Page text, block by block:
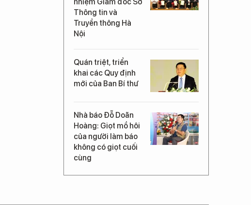
Thông tin và
Truyền thông Hà
Nội
Quán triệt, triển
khai các Quy định
mới của Ban Bí thư
Nhà báo Đỗ Doãn
Hoàng: Giọt mồ hôi
của người làm báo
không có giọt cuối
cùng